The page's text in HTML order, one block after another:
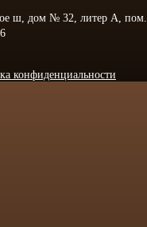
ш, дом № 32, литер А,
конфиденциальности